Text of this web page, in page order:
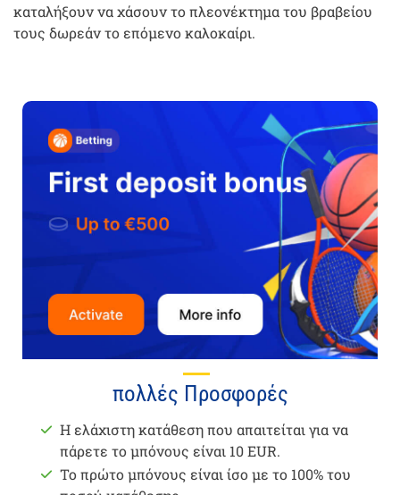
καταλήξουν να χάσουν το πλεονέκτημα του βραβείου
τους δωρεάν το επόμενο καλοκαίρι.
πολλές Προσφορές
Η ελάχιστη κατάθεση που απαιτείται για να
πάρετε το μπόνους είναι 10 EUR.
Το πρώτο μπόνους είναι ίσο με το 100% του